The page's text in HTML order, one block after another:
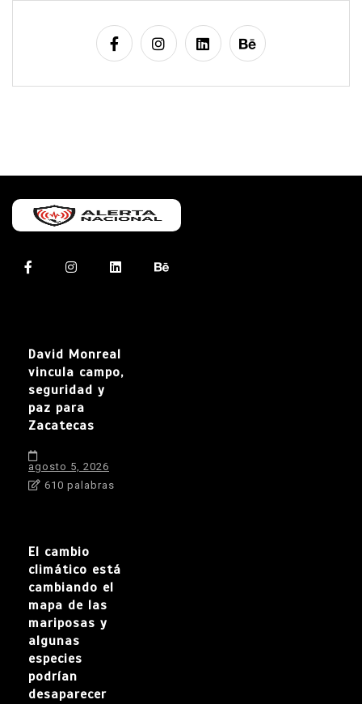
David Monreal
vincula campo,
seguridad y
paz para
Zacatecas
agosto 5, 2026
610 palabras
El cambio
climático está
cambiando el
mapa de las
mariposas y
algunas
especies
podrían
desaparecer